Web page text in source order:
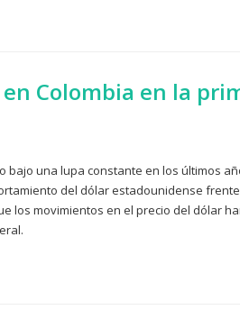
en Colombia en la
bajo una lupa constante en los últimos
del dólar estadounidense
los movimientos en el precio del dólar